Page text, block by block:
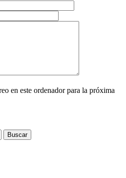
en este ordenador para la próxima
Buscar